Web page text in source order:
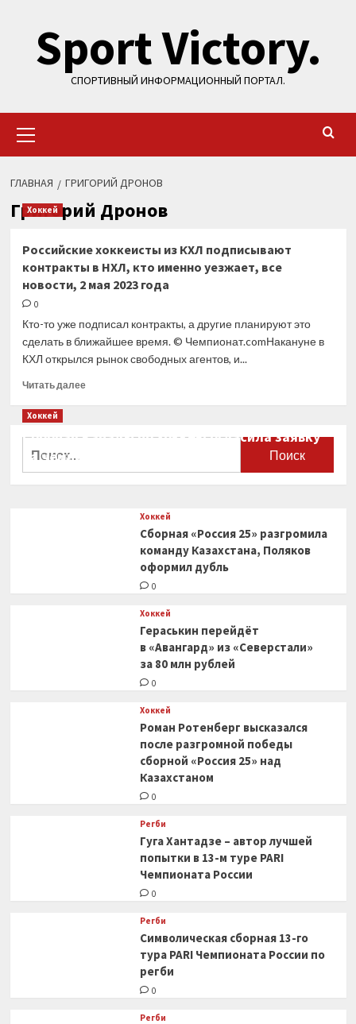
содержимому
Sport Victory.
СПОРТИВНЫЙ ИНФОРМАЦИОННЫЙ ПОРТАЛ.
меню
ГЛАВНАЯ ГРИГОРИЙ ДРОНОВ
Григорий Дронов
Хоккей
Российские хоккеисты из КХЛ подписывают
контракты в НХЛ, кто именно уезжает, все
новости, 2 мая 2023 года
0
Кто-то уже подписал контракты, а другие планируют это
сделать в ближайшее время. © Чемпионат.comНакануне в
КХЛ открылся рынок свободных агентов, и...
Читать далееПрочитать
подписывают
Хоккей
Сборная Канады по хоккею огласила заявку
на чемпионат мира
Хоккей
Сборная «Россия 25» разгромила
команду Казахстана, Поляков
оформил дубль
0
Хоккей
Гераськин перейдёт
в «Авангард» из «Северстали»
за 80 млн рублей
0
Хоккей
Роман Ротенберг высказался
после разгромной победы
сборной «Россия 25» над
Казахстаном
0
Регби
Гуга Хантадзе – автор лучшей
попытки в 13-м туре PARI
Чемпионата России
0
Регби
Символическая сборная 13-го
тура PARI Чемпионата России по
регби
0
Регби